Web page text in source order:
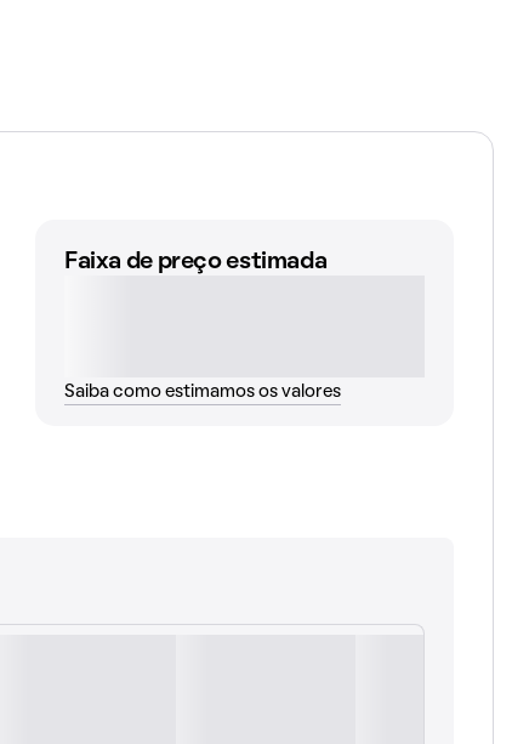
Faixa de preço estimada
Saiba como estimamos os valores